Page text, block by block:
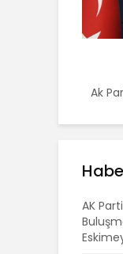
Ak
AK